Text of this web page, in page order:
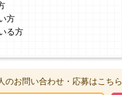
方
る方
のお問い合わせ・応募はこちら